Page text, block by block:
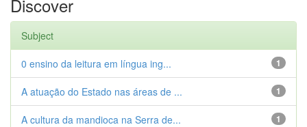
Discover
Subject
1
0 ensino da leitura em língua ing...
1
A atuação do Estado nas áreas de ...
1
A cultura da mandioca na Serra de...